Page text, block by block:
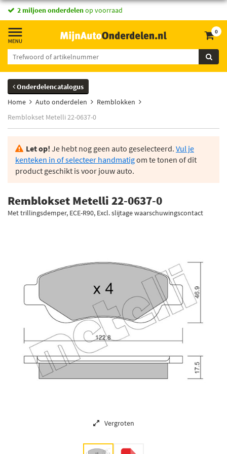
2 miljoen onderdelenop voorraad
0
Onderdelencatalogus
Home
Auto onderdelen
Remblokken
Remblokset Metelli 22-0637-0
Let op! Je hebt nog geen auto geselecteerd. Vul je
kenteken in of selecteer handmatigom te tonen of dit
product geschikt is voor jouw auto.
Remblokset Metelli 22-0637-0
Met trillingsdemper, ECE-R90, Excl. slijtage waarschuwingscontact
Vergroten